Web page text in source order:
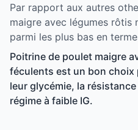
Par rapport aux autres
maigre avec légumes rôtis
parmi les plus bas en
Poitrine de poulet maigre
féculents est un bon
leur glycémie, la
régime à faible IG.